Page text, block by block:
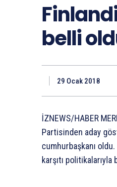
belli
29 Ocak 2018
İZNEWS/HABER
Partisinden aday
cumhurbaşkanı
karşıtı